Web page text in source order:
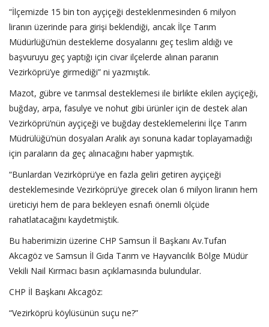
“İlçemizde 15 bin ton ayçiçeği desteklenmesinden 6 milyon
liranın üzerinde para girişi beklendiği, ancak İlçe Tarım
Müdürlüğü’nün destekleme dosyalarını geç teslim aldığı ve
başvuruyu geç yaptığı için civar ilçelerde alınan paranın
Vezirköprü’ye girmediği” ni yazmıştık.
Mazot, gübre ve tarımsal desteklemesi ile birlikte ekilen ayçiçeği,
buğday, arpa, fasulye ve nohut gibi ürünler için de destek alan
Vezirköprü’nün ayçiçeği ve buğday desteklemelerini İlçe Tarım
Müdrülüğü’nün dosyaları Aralık ayı sonuna kadar toplayamadığı
için paraların da geç alınacağını haber yapmıştık.
“Bunlardan Vezirköprü’ye en fazla geliri getiren ayçiçeği
desteklemesinde Vezirköprü’ye girecek olan 6 milyon liranın hem
üreticiyi hem de para bekleyen esnafı önemli ölçüde
rahatlatacağını kaydetmiştik.
Bu haberimizin üzerine CHP Samsun İl Başkanı Av.Tufan
Akcagöz ve Samsun İl Gıda Tarım ve Hayvancılık Bölge Müdür
Vekili Nail Kırmacı basın açıklamasında bulundular.
CHP İl Başkanı Akcagöz:
“Vezirköprü köylüsünün suçu ne?”